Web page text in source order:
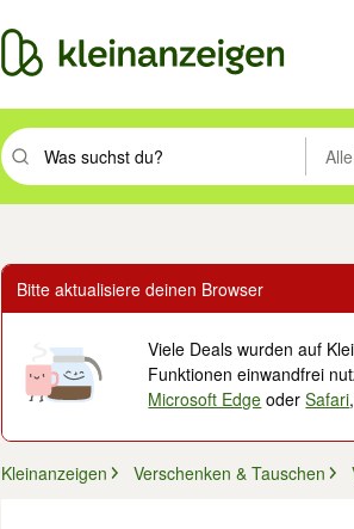
Suchbegriff eingeben. Eingabetaste drücken
Bitte aktualisiere deinen Browser
Viele Deals wurden auf
Funktionen einwandfrei
Microsoft Edge oderSafari
Kleinanzeigen Verschenken & Tauschen